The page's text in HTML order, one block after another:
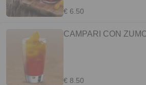
€ 6.50
CAMPARI CON
€ 8.50